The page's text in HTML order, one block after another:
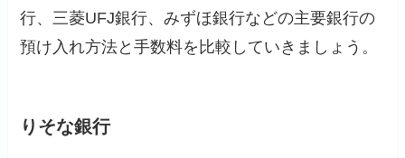
行、三菱UFJ銀行、みずほ銀行などの主要銀行の
預け入れ方法と手数料を比較していきましょう。
りそな銀行